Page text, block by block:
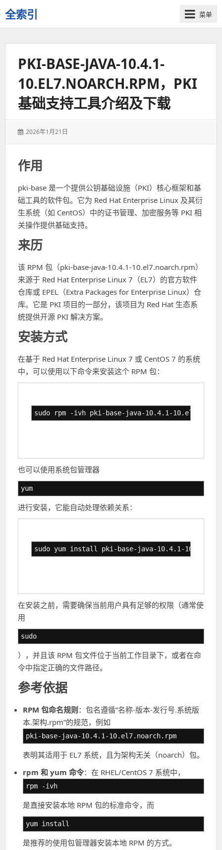
全索引
一
些
菜单
PKI-BASE-JAVA-10.4.1-
10.EL7.NOARCH.RPM，PKI
基础支持工具介绍及下载
发
2026年1月21日
作用
pki-base 是一个提供公钥基础设施（PKI）核心框架和基
础工具的软件包。它为 Red Hat Enterprise Linux 及其衍
生系统（如 CentOS）中的证书管理、加密服务等 PKI 相
关操作提供基础支持。
来历
该 RPM 包（pki-base-java-10.4.1-10.el7.noarch.rpm）
来源于 Red Hat Enterprise Linux 7（EL7）的官方软件
仓库或 EPEL（Extra Packages for Enterprise Linux）仓
库。它是 PKI 项目的一部分，该项目为 Red Hat 生态系
统提供开源 PKI 解决方案。
安装方式
在基于 Red Hat Enterprise Linux 7 或 CentOS 7 的系统
中，可以使用以下命令来安装这个 RPM 包：
sudo rpm -ivh pki-base-java-10.4.1-
也可以使用系统包管理器
yum
进行安装，它能自动处理依赖关系：
sudo yum install pki-base-java-10.4.1-
在安装之前，需要确保当前用户具有足够的权限（通常使
用
sudo
），并且该 RPM 包文件位于当前工作目录下，或者在命
令中指定正确的文件路径。
参考依据
RPM 包命名规则 ：包名遵循“名称-版本-发行号.系统版
本.架构.rpm”的规范，例如
pki-base-java-10.4.1-10.el7.noarch.rpm
表明其适用于 EL7 系统，且为架构无关（noarch）包。
rpm 和 yum 命令：在 RHEL/CentOS 7 系统中，
rpm -ivh
是直接安装本地 RPM 包的标准命令，而
yum install
是推荐的使用包管理器安装本地 RPM 的方式。